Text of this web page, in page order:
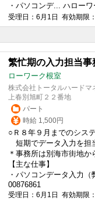
・パソコンデ... ハロー
受理日：6月1日 有効期限
繁忙期の入力担当
ローワーク根室
株式会社トータルハード
上春別旭町２２番地
パート
時給 1,500円
○Ｒ８年９月までのシス
短期でデータ入力を担
＊事務所は別海市街地か
【主な仕事】
・パソコンデータ入力
00876861
受理日：6月1日 有効期限